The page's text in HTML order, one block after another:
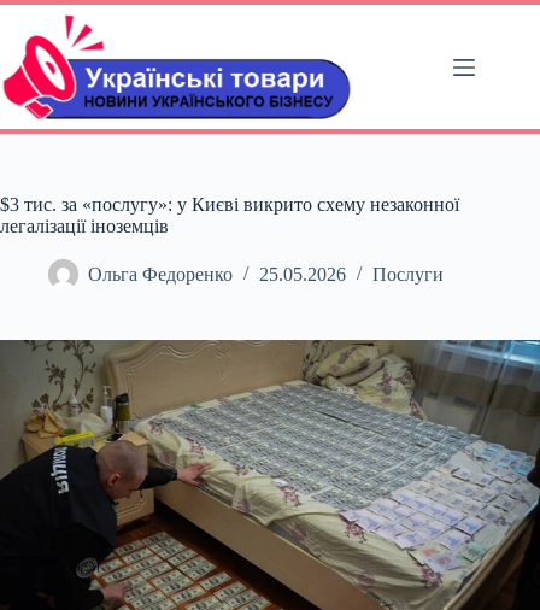
Перейти
вмісту
$3 тис. за «послугу»: у Києві викрито схему незаконної
легалізації іноземців
Ольга Федоренко 25.05.2026 Послуги